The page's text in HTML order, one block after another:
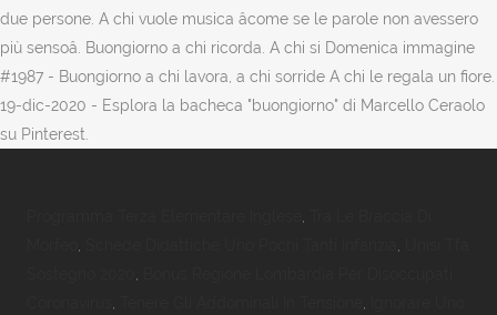
due persone. A chi vuole musica âcome se le parole non avessero
più sensoâ. Buongiorno a chi ricorda. A chi si Domenica immagine
#1987 - Buongiorno a chi lavora, a chi sorride A chi le regala un fiore.
19-dic-2020 - Esplora la bacheca "buongiorno" di Marcello Ceraolo
su Pinterest.